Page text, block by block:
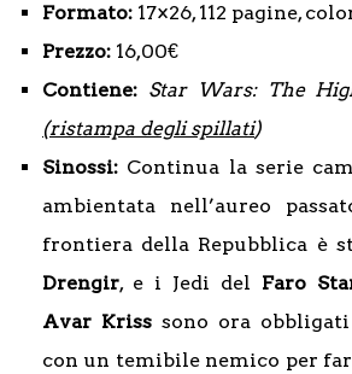
Formato: 17×26, 112 pagine,
Prezzo: 16,00€
Contiene: Star Wars: The
(ristampa degli spillati)
Sinossi: Continua la serie
ambientata nell’aureo
frontiera della Repubblica è
Drengir, e i Jedi del Faro
Avar Kriss sono ora
con un temibile nemico per